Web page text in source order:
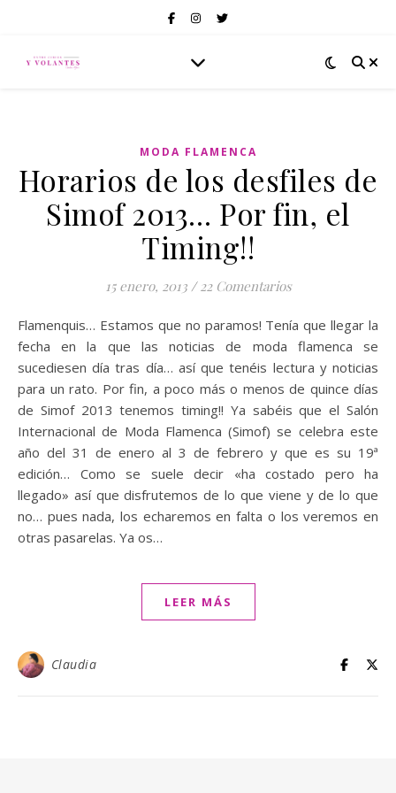
MODA FLAMENCA
Horarios de los desfiles de
Simof 2013… Por fin, el
Timing!!
15 enero, 2013 / 22 Comentarios
Flamenquis… Estamos que no paramos! Tenía que llegar la
fecha en la que las noticias de moda flamenca se
sucediesen día tras día… así que tenéis lectura y noticias
para un rato. Por fin, a poco más o menos de quince días
de Simof 2013 tenemos timing!! Ya sabéis que el Salón
Internacional de Moda Flamenca (Simof) se celebra este
año del 31 de enero al 3 de febrero y que es su 19ª
edición… Como se suele decir «ha costado pero ha
llegado» así que disfrutemos de lo que viene y de lo que
no… pues nada, los echaremos en falta o los veremos en
otras pasarelas. Ya os…
LEER MÁS
Claudia